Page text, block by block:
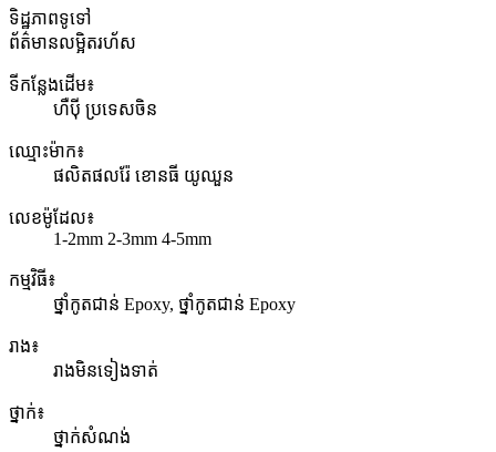
ទិដ្ឋភាពទូទៅ
ព័ត៌មានលម្អិតរហ័ស
ទីកន្លែងដើម៖
ហឺប៉ី ប្រទេសចិន
ឈ្មោះម៉ាក៖
ផលិតផលរ៉ែ ខោនធី យូឈួន
លេខ​ម៉ូដែល៖
1-2mm 2-3mm 4-5mm
កម្មវិធី៖
ថ្នាំកូតជាន់ Epoxy, ថ្នាំកូតជាន់ Epoxy
រាង៖
រាងមិនទៀងទាត់
ថ្នាក់៖
ថ្នាក់សំណង់